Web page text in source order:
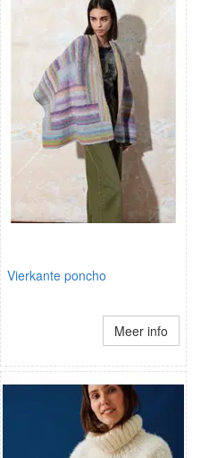
Vierkante poncho
Meer info